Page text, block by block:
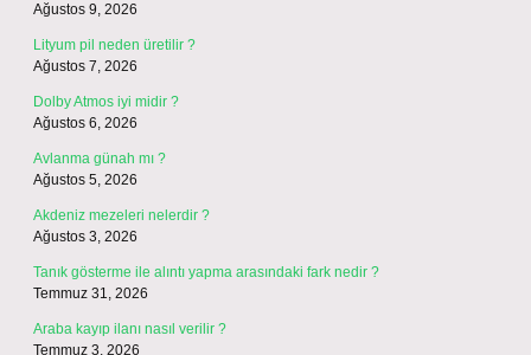
Ağustos 9, 2026
Lityum pil neden üretilir ?
Ağustos 7, 2026
Dolby Atmos iyi midir ?
Ağustos 6, 2026
Avlanma günah mı ?
Ağustos 5, 2026
Akdeniz mezeleri nelerdir ?
Ağustos 3, 2026
Tanık gösterme ile alıntı yapma arasındaki fark nedir ?
Temmuz 31, 2026
Araba kayıp ilanı nasıl verilir ?
Temmuz 3, 2026